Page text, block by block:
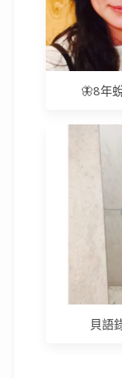
🦋8年
貝語